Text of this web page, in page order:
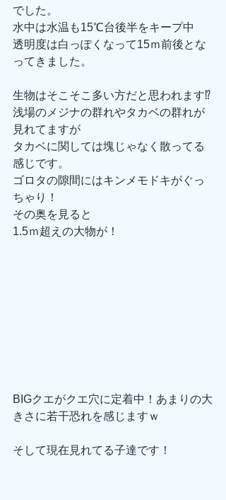
でした。
水中は水温も15℃台後半をキープ中
透明度は白っぽくなって15ｍ前後とな
ってきました。
生物はそこそこ多い方だと思われます⁉
浅場のメジナの群れやタカベの群れが
見れてますが
タカベに関しては塊じゃなく散ってる
感じです。
ゴロタの隙間にはキンメモドキがぐっ
ちゃり！
その奥を見ると
1.5ｍ超えの大物が！
BIGクエがクエ穴に定着中！あまりの大
きさに若干恐れを感じますｗ
そして現在見れてる子達です！